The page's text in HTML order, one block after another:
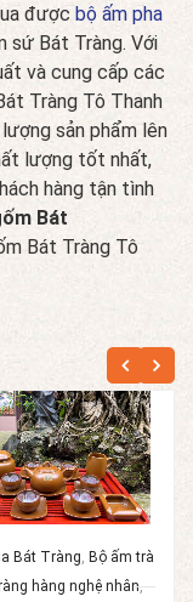
được bộ ấm pha
sứ Bát Tràng. Với
và cung cấp các
Tràng Tô Thanh
sản phẩm lên
lượng tốt nhất,
hàng tận tình
Bát
Bát Tràng Tô
Bát Tràng Bộ ấm trà
hàng nghệ nhân,